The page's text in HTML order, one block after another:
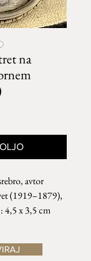
na
avtor
(1919–1879),
4,5 x 3,5 cm